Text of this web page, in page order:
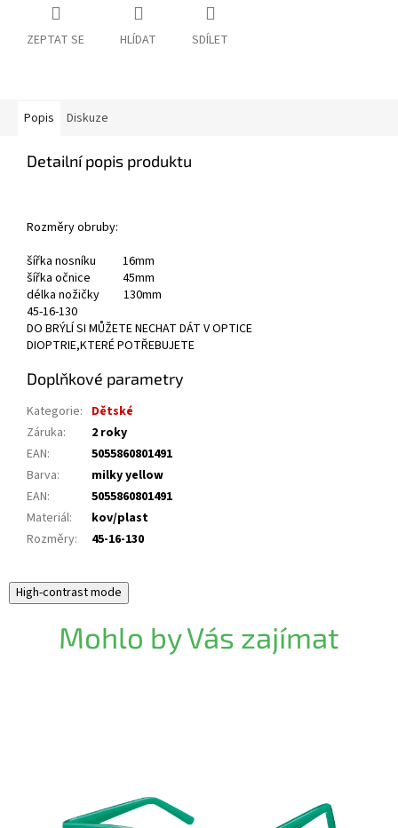
ZEPTAT SE HLÍDAT SDÍLET
Popis Diskuze
Detailní popis produktu
Rozměry obruby:
šířka nosníku 16mm
šířka očnice 45mm
délka nožičky 130mm
45-16-130
DO BRÝLÍ SI MŮŽETE NECHAT DÁT V OPTICE
DIOPTRIE,KTERÉ POTŘEBUJETE
Doplňkové parametry
Kategorie: Dětské
Záruka:
2 roky
EAN:
5055860801491
Barva:
milky yellow
EAN:
5055860801491
Materiál:
kov/plast
Rozměry: 45-16-130
High-contrast mode
Mohlo by Vás zajímat